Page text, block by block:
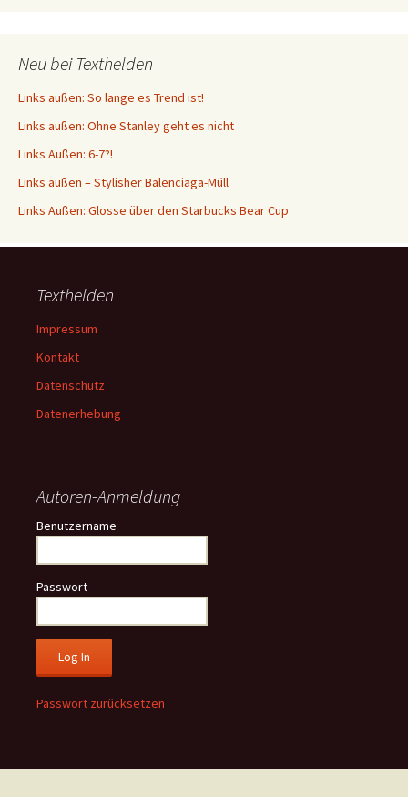
Neu bei Texthelden
Links außen: So lange es Trend ist!
Links außen: Ohne Stanley geht es nicht
Links Außen: 6-7?!
Links außen – Stylisher Balenciaga-Müll
Links Außen: Glosse über den Starbucks Bear Cup
Texthelden
Impressum
Kontakt
Datenschutz
Datenerhebung
Autoren-Anmeldung
Benutzername
Passwort
Passwort zurücksetzen